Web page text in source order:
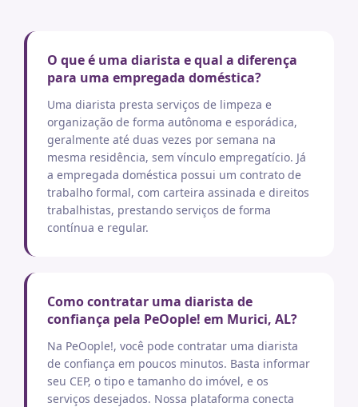
O que é uma diarista e qual a diferença
para uma empregada doméstica?
Uma diarista presta serviços de limpeza e
organização de forma autônoma e esporádica,
geralmente até duas vezes por semana na
mesma residência, sem vínculo empregatício. Já
a empregada doméstica possui um contrato de
trabalho formal, com carteira assinada e direitos
trabalhistas, prestando serviços de forma
contínua e regular.
Como contratar uma diarista de
confiança pela PeOople! em Murici, AL?
Na PeOople!, você pode contratar uma diarista
de confiança em poucos minutos. Basta informar
seu CEP, o tipo e tamanho do imóvel, e os
serviços desejados. Nossa plataforma conecta